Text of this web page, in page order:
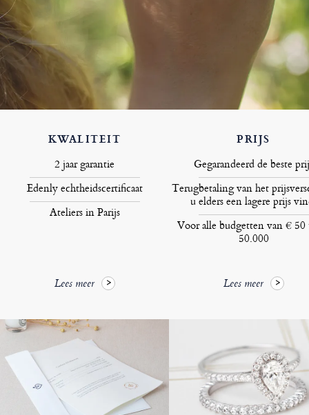
KWALITEIT
2 jaar garantie
Edenly echtheidscertificaat
Ateliers in Parijs
Lees meer
PRIJS
Gegarandeerd de beste
Terugbetaling van het
u elders een lagere prijs
Voor alle budgetten van €
50.000
Lees meer